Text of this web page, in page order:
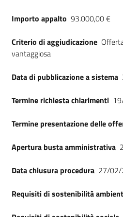
English
Seguici
su
Importo appalto 93.000,00 €
Criterio di aggiudicazione
vantaggiosa
Data di pubblicazione a sistema
Termine richiesta chiarimenti
Termine presentazione delle
Apertura busta amministrativa
Data chiusura procedura 27/
Requisiti di sostenibilità